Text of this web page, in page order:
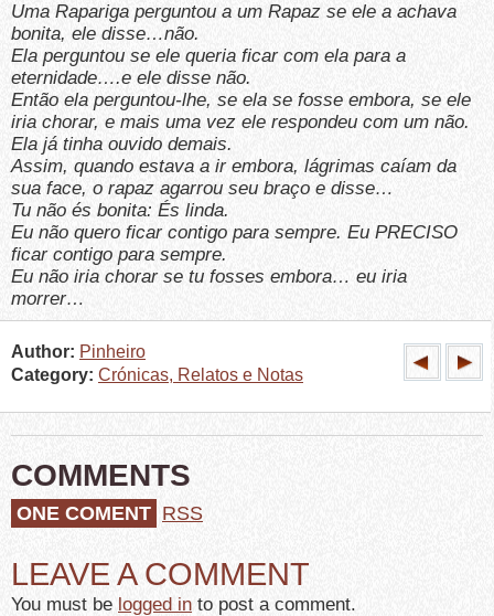
Uma Rapariga perguntou a um Rapaz se ele a achava
bonita, ele disse…não.
Ela perguntou se ele queria ficar com ela para a
eternidade….e ele disse não.
Então ela perguntou-lhe, se ela se fosse embora, se ele
iria chorar, e mais uma vez ele respondeu com um não.
Ela já tinha ouvido demais.
Assim, quando estava a ir embora, lágrimas caíam da
sua face, o rapaz agarrou seu braço e disse…
Tu não és bonita: És linda.
Eu não quero ficar contigo para sempre. Eu PRECISO
ficar contigo para sempre.
Eu não iria chorar se tu fosses embora… eu iria
morrer…
Author: Pinheiro
Category: Crónicas, Relatos e Notas
COMMENTS
ONE COMENT RSS
LEAVE A COMMENT
You must be logged in to post a comment.